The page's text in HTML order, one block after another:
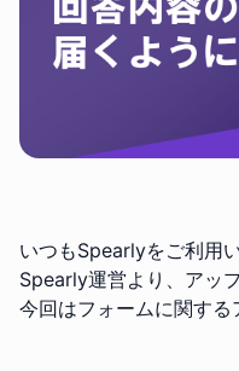
いつもSpearlyをご利用
Spearly運営より、アッ
今回はフォームに関する